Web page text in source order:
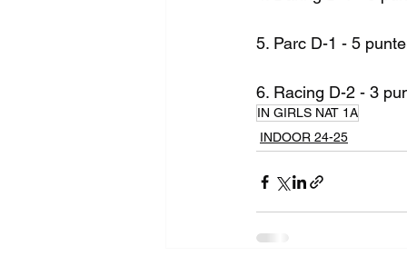
5. Parc D-1 - 5
6. Racing D-2 - 3
IN GIRLS NAT 1A
INDOOR 24-25